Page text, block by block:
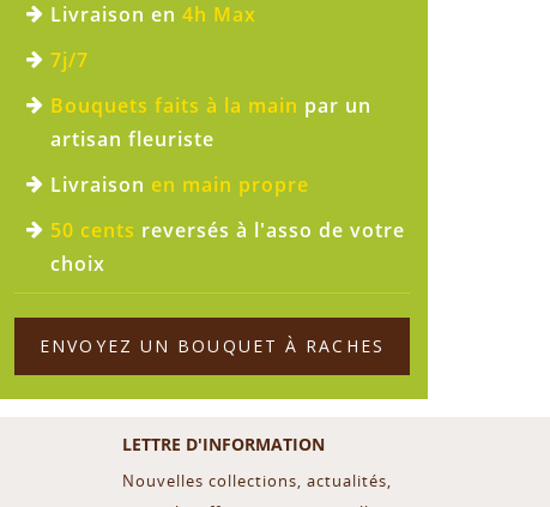
Livraison en 4h Max
7j/7
Bouquets faits à la main par un
artisan fleuriste
Livraison en main propre
50 cents reversés à l'asso de votre
choix
ENVOYEZ UN BOUQUET À RACHES
LETTRE D'INFORMATION
Nouvelles collections, actualités,